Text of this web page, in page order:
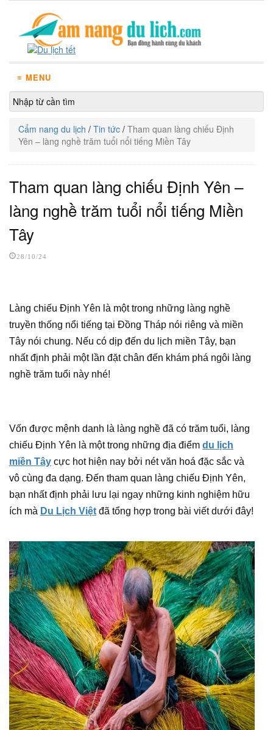
≡ MENU
Cẩm nang du lịch / Tin tức / Tham quan làng chiếu Định
Yên – làng nghề trăm tuổi nổi tiếng Miền Tây
Tham quan làng chiếu Định Yên –
làng nghề trăm tuổi nổi tiếng Miền
Tây
28/10/24
Làng chiếu Định Yên là một trong những làng nghề
truyền thống nổi tiếng tại Đồng Tháp nói riêng và miền
Tây nói chung. Nếu có dịp đến du lịch miền Tây, bạn
nhất định phải một lần đặt chân đến khám phá ngôi làng
nghề trăm tuổi này nhé!
Vốn được mệnh danh là làng nghề đã có trăm tuổi, làng
chiếu Định Yên là một trong những địa điểm du lịch
miền Tây cực hot hiện nay bởi nét văn hoá đặc sắc và
vô cùng đa dạng. Đến tham quan làng chiếu Định Yên,
bạn nhất định phải lưu lại ngay những kinh nghiệm hữu
ích mà Du Lịch Việt đã tổng hợp trong bài viết dưới đây!